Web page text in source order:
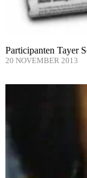
Participanten Tayer
20 NOVEMBER 2013